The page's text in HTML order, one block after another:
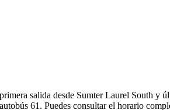
salida desde Sumter Laurel South y
61. Puedes consultar el horario